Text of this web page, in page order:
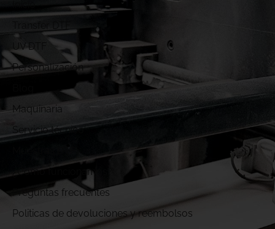
UV DTF
Personalización
Maquinaria
Servicio técnico
¿Cómo funcionamos?
Preguntas frecuentes
Politicas de devoluciones y reembolsos